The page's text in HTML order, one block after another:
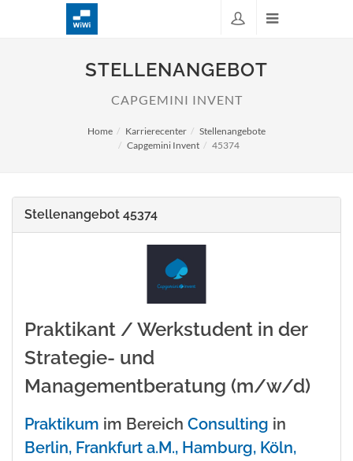
STELLENANGEBOT
CAPGEMINI INVENT
Home Karrierecenter
Stellenangebote
Capgemini Invent
45374
Stellenangebot 45374
Praktikant / Werkstudent in der
Strategie- und
Managementberatung (m/w/d)
Praktikum im Bereich Consulting in
Berlin, Frankfurt a.M., Hamburg, Köln,